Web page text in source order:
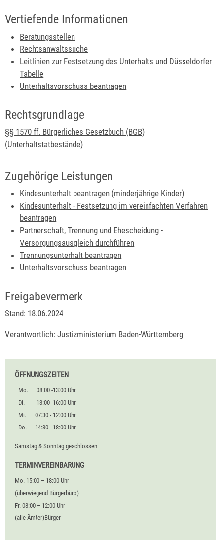
Vertiefende Informationen
Beratungsstellen
Rechtsanwaltssuche
Leitlinien zur Festsetzung des Unterhalts und Düsseldorfer
Tabelle
Unterhaltsvorschuss beantragen
Rechtsgrundlage
§§ 1570 ff. Bürgerliches Gesetzbuch (BGB)
(Unterhaltstatbestände)
Zugehörige Leistungen
Kindesunterhalt beantragen (minderjährige Kinder)
Kindesunterhalt - Festsetzung im vereinfachten Verfahren
beantragen
Partnerschaft, Trennung und Ehescheidung -
Versorgungsausgleich durchführen
Trennungsunterhalt beantragen
Unterhaltsvorschuss beantragen
Freigabevermerk
Stand: 18.06.2024
Verantwortlich: Justizministerium Baden-Württemberg
ÖFFNUNGSZEITEN
Mo.
08:00 -13:00 Uhr
Di.
13:00 -16:00 Uhr
Mi.
07:30 - 12:00 Uhr
Do.
14:30 - 18:00 Uhr
Samstag & Sonntag geschlossen
TERMINVEREINBARUNG
Mo. 15:00 – 18:00 Uhr
(überwiegend Bürgerbüro)
Fr. 08:00 – 12:00 Uhr
(alle Ämter)Bürger